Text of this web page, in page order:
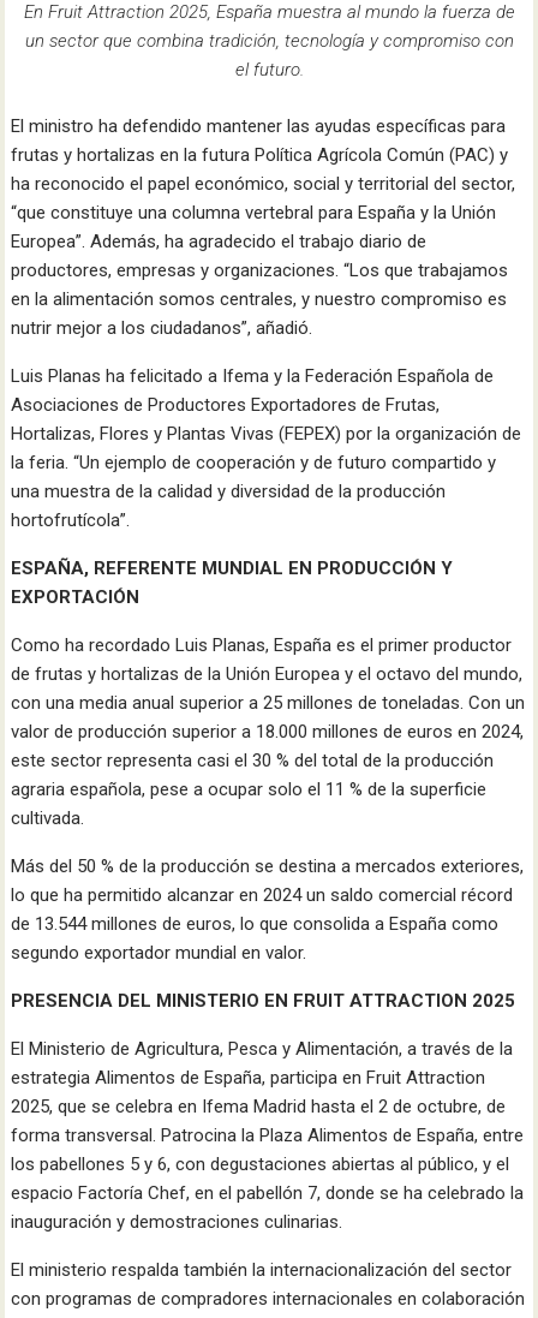
En Fruit Attraction 2025, España muestra al mundo la fuerza de
un sector que combina tradición, tecnología y compromiso con
el futuro.
El ministro ha defendido mantener las ayudas específicas para
frutas y hortalizas en la futura Política Agrícola Común (PAC) y
ha reconocido el papel económico, social y territorial del sector,
“que constituye una columna vertebral para España y la Unión
Europea”. Además, ha agradecido el trabajo diario de
productores, empresas y organizaciones. “Los que trabajamos
en la alimentación somos centrales, y nuestro compromiso es
nutrir mejor a los ciudadanos”, añadió.
Luis Planas ha felicitado a Ifema y la Federación Española de
Asociaciones de Productores Exportadores de Frutas,
Hortalizas, Flores y Plantas Vivas (FEPEX) por la organización de
la feria. “Un ejemplo de cooperación y de futuro compartido y
una muestra de la calidad y diversidad de la producción
hortofrutícola”.
ESPAÑA, REFERENTE MUNDIAL EN PRODUCCIÓN Y
EXPORTACIÓN
Como ha recordado Luis Planas, España es el primer productor
de frutas y hortalizas de la Unión Europea y el octavo del mundo,
con una media anual superior a 25 millones de toneladas. Con un
valor de producción superior a 18.000 millones de euros en 2024,
este sector representa casi el 30 % del total de la producción
agraria española, pese a ocupar solo el 11 % de la superficie
cultivada.
Más del 50 % de la producción se destina a mercados exteriores,
lo que ha permitido alcanzar en 2024 un saldo comercial récord
de 13.544 millones de euros, lo que consolida a España como
segundo exportador mundial en valor.
PRESENCIA DEL MINISTERIO EN FRUIT ATTRACTION 2025
El Ministerio de Agricultura, Pesca y Alimentación, a través de la
estrategia Alimentos de España, participa en Fruit Attraction
2025, que se celebra en Ifema Madrid hasta el 2 de octubre, de
forma transversal. Patrocina la Plaza Alimentos de España, entre
los pabellones 5 y 6, con degustaciones abiertas al público, y el
espacio Factoría Chef, en el pabellón 7, donde se ha celebrado la
inauguración y demostraciones culinarias.
El ministerio respalda también la internacionalización del sector
con programas de compradores internacionales en colaboración